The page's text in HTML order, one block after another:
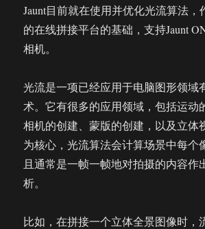
Jaunt目前就在使用并优化光流算法，
的在线拼接平台的基础，支持Jaunt
相机。
光流是一项已经应用于电脑图形领域
术。它有很多的应用领域，包括运动
相机的创建、蒙版的创建，以及立体
为核心，光流算法会计算场景中每个
且通常是一帧一帧地对拍摄的内容作
析。
比如，在拼接一个立体全景图像时，